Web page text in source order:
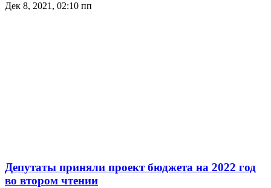
Дек 8, 2021, 02:10 пп
Депутаты приняли проект бюджета на 2022 год
во втором чтении